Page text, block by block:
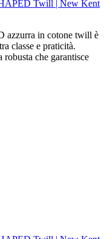
Twill | New Kent
azzurra in cotone twill è
classe e praticità.
robusta che garantisce